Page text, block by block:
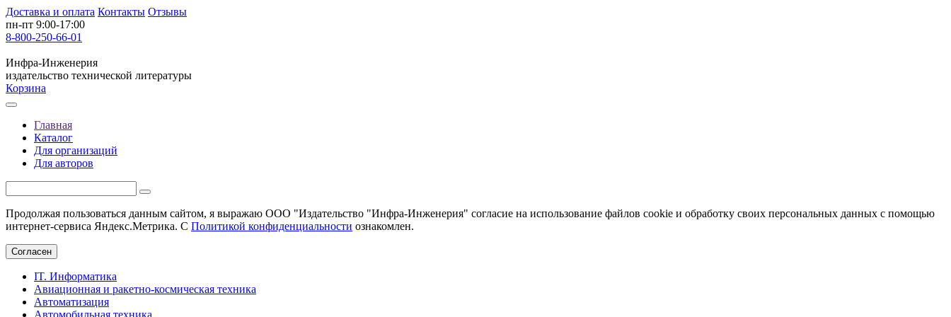
Доставка и оплата Контакты Отзывы
пн-пт 9:00-17:00
8-800-250-66-01
Инфра-Инженерия
издательство технической литературы
Корзина
Главная
Каталог
Для организаций
Для авторов
Продолжая пользоваться данным сайтом, я выражаю ООО "Издательство "Инфра-Инженерия" согласие на использование файлов cookie и обработку своих персональных данных с помощью
интернет-сервиса Яндекс.Метрика. С Политикой конфиденциальности ознакомлен.
Согласен
IT. Информатика
Авиационная и ракетно-космическая техника
Автоматизация
Автомобильная техника